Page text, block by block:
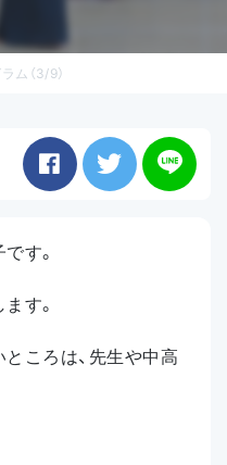
ム（3/9）
す。
す。
ころは、先生や中高